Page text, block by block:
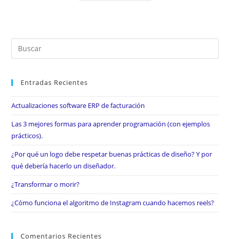
Entradas Recientes
Actualizaciones software ERP de facturación
Las 3 mejores formas para aprender programación (con ejemplos
prácticos).
¿Por qué un logo debe respetar buenas prácticas de diseño? Y por
qué debería hacerlo un diseñador.
¿Transformar o morir?
¿Cómo funciona el algoritmo de Instagram cuando hacemos reels?
Comentarios Recientes